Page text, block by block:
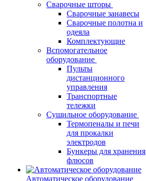
Сварочные шторы
Сварочные занавесы
Сварочные полотна и
одеяла
Комплектующие
Вспомогательное
оборудование
Пульты
дистанционного
управления
Транспортные
тележки
Сушильное оборудование
Термопеналы и печи
для прокалки
электродов
Бункеры для хранения
флюсов
Автоматическое оборудование